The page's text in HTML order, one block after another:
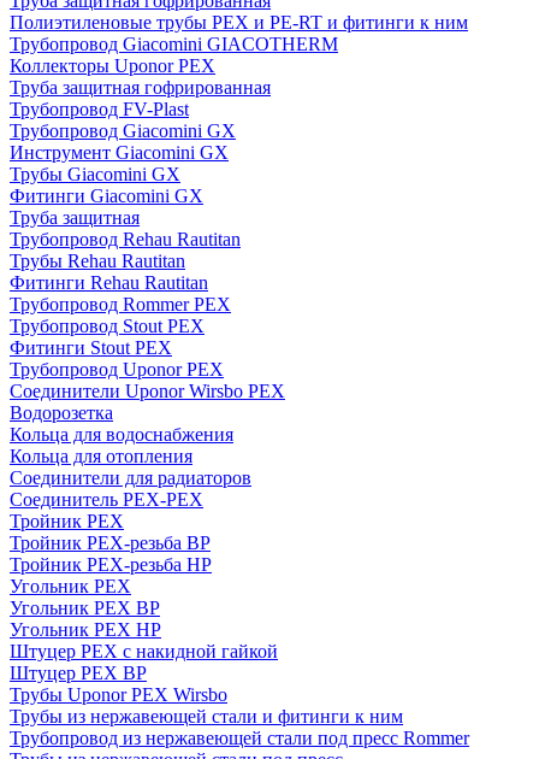
Полиэтиленовые трубы PEX и PE-RT и фитинги к ним
Трубопровод Giacomini GIACOTHERM
Коллекторы Uponor PEX
Труба защитная гофрированная
Трубопровод FV-Plast
Трубопровод Giacomini GX
Инструмент Giacomini GX
Трубы Giacomini GX
Фитинги Giacomini GX
Труба защитная
Трубопровод Rehau Rautitan
Трубы Rehau Rautitan
Фитинги Rehau Rautitan
Трубопровод Rommer PEX
Трубопровод Stout PEX
Фитинги Stout PEX
Трубопровод Uponor PEX
Соединители Uponor Wirsbo PEX
Водорозетка
Кольца для водоснабжения
Кольца для отопления
Соединители для радиаторов
Соединитель PEX-PEX
Тройник PEX
Тройник PEX-резьба ВР
Тройник PEX-резьба НР
Угольник PEX
Угольник PEX ВР
Угольник PEX НР
Штуцер PEX c накидной гайкой
Штуцер PEX ВР
Трубы Uponor PEX Wirsbo
Трубы из нержавеющей стали и фитинги к ним
Трубопровод из нержавеющей стали под пресс Rommer